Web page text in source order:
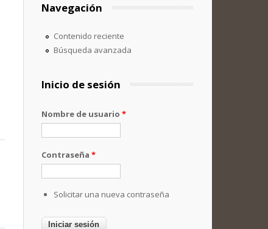
Navegación
Contenido reciente
Búsqueda avanzada
Inicio de sesión
Nombre de usuario *
Contraseña *
Solicitar una nueva contraseña